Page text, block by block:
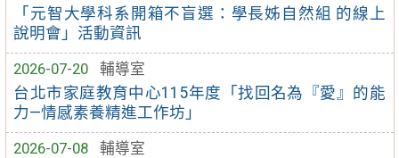
「元智大學科系開箱不盲選：學長姊自然組 的線上
說明會」活動資訊
2026-07-20
輔導室
台北市家庭教育中心115年度「找回名為『愛』的能
力—情感素養精進工作坊」
2026-07-08
輔導室